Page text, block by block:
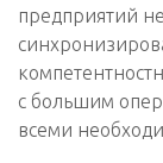
предприятий
с большим
всеми